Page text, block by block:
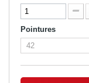
Pointures